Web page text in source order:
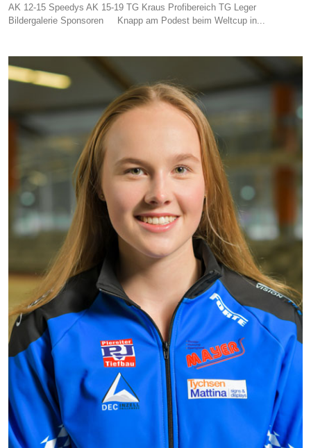
AK 12-15 Speedys AK 15-19 TG Kraus Profibereich TG Leger
Bildergalerie Sponsoren Knapp am Podest beim Weltcup in...